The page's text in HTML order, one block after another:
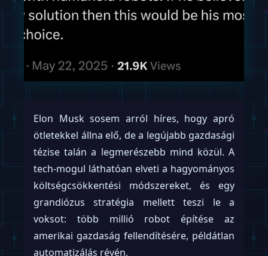
Elon Musk sosem arról híres, hogy apró
ötletekkel állna elő, de a legújabb gazdasági
tézise talán a legmerészebb mind közül. A
tech-mogul láthatóan elveti a hagyományos
költségcsökkentési módszereket, és egy
grandiózus stratégia mellett teszi le a
voksot: több millió robot építése az
amerikai gazdaság fellendítésére, példátlan
automatizálás révén.